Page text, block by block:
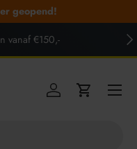
geopend!
vanaf €150,-
Inloggen
Menu